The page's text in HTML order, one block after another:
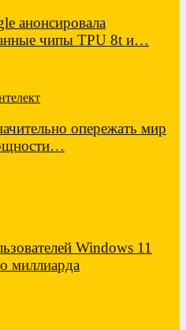
анонсировала
чипы TPU 8t и…
опережать мир
Windows 11
миллиарда